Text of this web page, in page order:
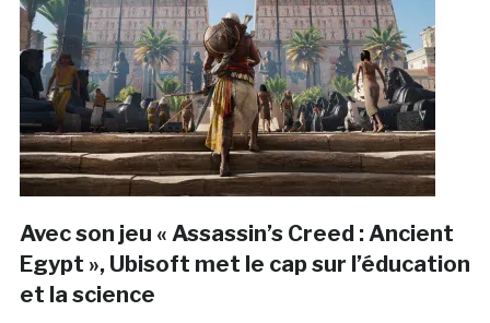
Avec son jeu « Assassin’s Creed : Ancient
Egypt », Ubisoft met le cap sur l’éducation
et la science